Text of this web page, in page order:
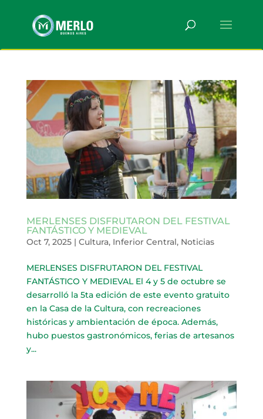
MERLENSES DISFRUTARON DEL FESTIVAL
FANTÁSTICO Y MEDIEVAL
Oct 7, 2025| Cultura, Inferior Central, Noticias
MERLENSES DISFRUTARON DEL FESTIVAL
FANTÁSTICO Y MEDIEVAL El 4 y 5 de octubre se
desarrolló la 5ta edición de este evento gratuito
en la Casa de la Cultura, con recreaciones
históricas y ambientación de época. Además,
hubo puestos gastronómicos, ferias de artesanos
y...